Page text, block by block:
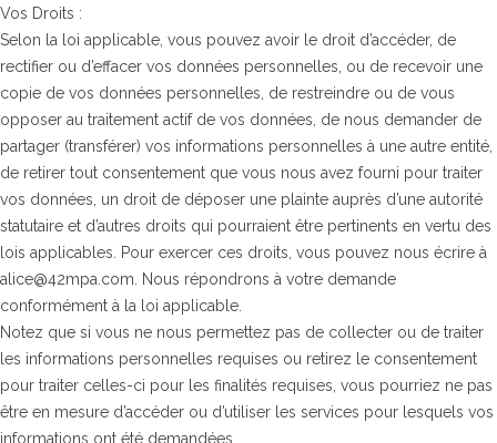
Vos Droits :
Selon la loi applicable, vous pouvez avoir le droit d’accéder, de
rectifier ou d’effacer vos données personnelles, ou de recevoir une
copie de vos données personnelles, de restreindre ou de vous
opposer au traitement actif de vos données, de nous demander de
partager (transférer) vos informations personnelles à une autre entité,
de retirer tout consentement que vous nous avez fourni pour traiter
vos données, un droit de déposer une plainte auprès d’une autorité
statutaire et d’autres droits qui pourraient être pertinents en vertu des
lois applicables. Pour exercer ces droits, vous pouvez nous écrire à
alice@42mpa.com. Nous répondrons à votre demande
conformément à la loi applicable.
Notez que si vous ne nous permettez pas de collecter ou de traiter
les informations personnelles requises ou retirez le consentement
pour traiter celles-ci pour les finalités requises, vous pourriez ne pas
être en mesure d’accéder ou d’utiliser les services pour lesquels vos
informations ont été demandées.